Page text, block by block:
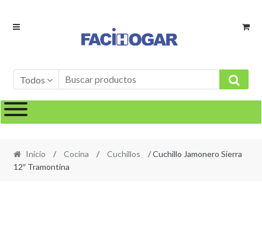
Ir
Ir
Todos
Inicio / Cocina / Cuchillos
/ Cuchillo Jamonero Sierra
12″ Tramontina